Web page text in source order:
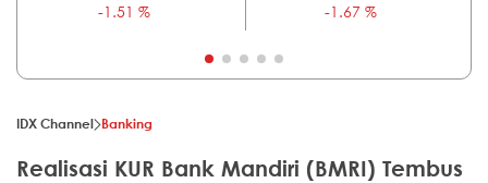
-1.51 %
-1.67 %
IDX Channel Banking
Realisasi KUR Bank Mandiri (BMRI) Tembus